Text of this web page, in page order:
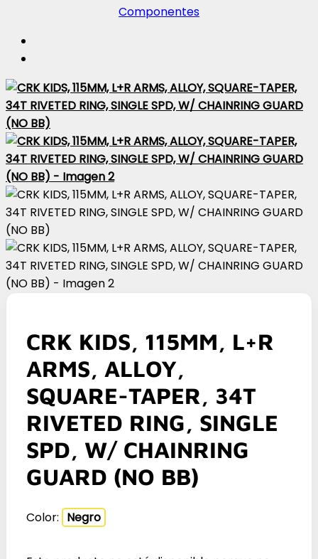
Componentes
CRK KIDS, 115MM, L+R
ARMS, ALLOY,
SQUARE-TAPER, 34T
RIVETED RING, SINGLE
SPD, W/ CHAINRING
GUARD (NO BB)
Color: Negro